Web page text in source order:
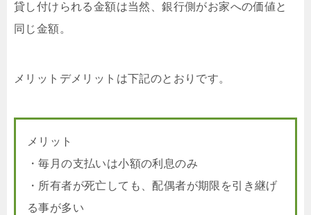
貸し付けられる金額は当然、銀行側がお家への価値と
同じ金額。
メリットデメリットは下記のとおりです。
メリット
・毎月の支払いは小額の利息のみ
・所有者が死亡しても、配偶者が期限を引き継げ
る事が多い